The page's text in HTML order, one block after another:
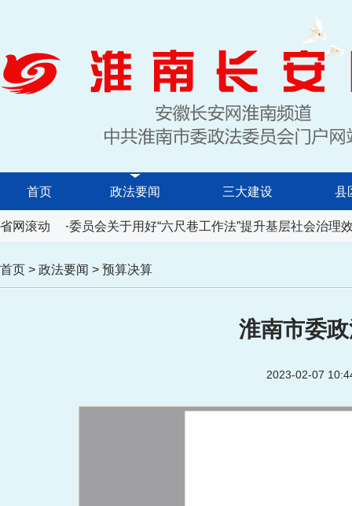
首页 政法要闻 三大建设 县
省网滚动
大会常务委员会关于用好“六尺巷工作法”提升基层社会治理效
首页 > 政法要闻 > 预算决算
淮南市委
2023-02-07